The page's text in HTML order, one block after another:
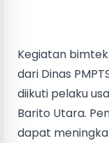
Kegiatan
dari Dinas
diikuti pelaku
Barito Utara.
dapat